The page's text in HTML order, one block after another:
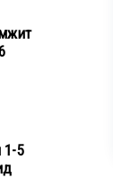
1-5